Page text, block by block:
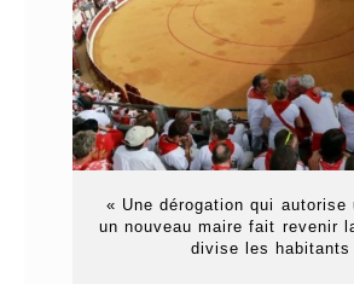
« Une dérogation qui autorise
un nouveau maire fait revenir
divise les habitants